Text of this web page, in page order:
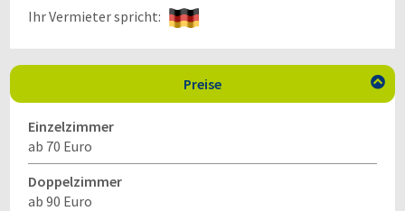
Ihr Vermieter spricht:
Preise 
Einzelzimmer
ab 70 Euro
Doppelzimmer
ab 90 Euro